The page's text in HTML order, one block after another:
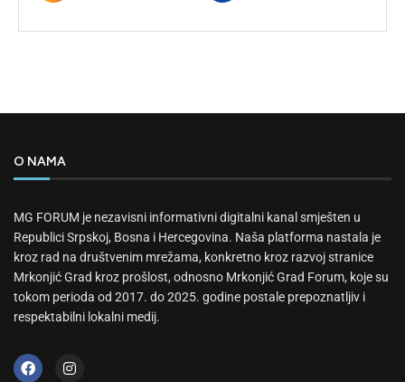
O NAMA
MG FORUM je nezavisni informativni digitalni kanal smješten u
Republici Srpskoj, Bosna i Hercegovina. Naša platforma nastala je
kroz rad na društvenim mrežama, konkretno kroz razvoj stranice
Mrkonjić Grad kroz prošlost, odnosno Mrkonjić Grad Forum, koje su
tokom perioda od 2017. do 2025. godine postale prepoznatljiv i
respektabilni lokalni medij.